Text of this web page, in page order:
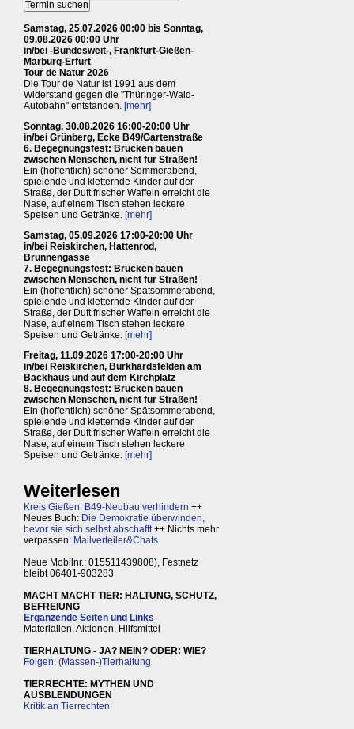
Samstag, 25.07.2026 00:00 bis Sonntag,
09.08.2026 00:00 Uhr
in/bei -Bundesweit-, Frankfurt-Gießen-
Marburg-Erfurt
Tour de Natur 2026
Die Tour de Natur ist 1991 aus dem
Widerstand gegen die "Thüringer-Wald-
Autobahn" entstanden. [mehr]
Sonntag, 30.08.2026 16:00-20:00 Uhr
in/bei Grünberg, Ecke B49/Gartenstraße
6. Begegnungsfest: Brücken bauen
zwischen Menschen, nicht für Straßen!
Ein (hoffentlich) schöner Sommerabend,
spielende und kletternde Kinder auf der
Straße, der Duft frischer Waffeln erreicht die
Nase, auf einem Tisch stehen leckere
Speisen und Getränke. [mehr]
Samstag, 05.09.2026 17:00-20:00 Uhr
in/bei Reiskirchen, Hattenrod,
Brunnengasse
7. Begegnungsfest: Brücken bauen
zwischen Menschen, nicht für Straßen!
Ein (hoffentlich) schöner Spätsommerabend,
spielende und kletternde Kinder auf der
Straße, der Duft frischer Waffeln erreicht die
Nase, auf einem Tisch stehen leckere
Speisen und Getränke. [mehr]
Freitag, 11.09.2026 17:00-20:00 Uhr
in/bei Reiskirchen, Burkhardsfelden am
Backhaus und auf dem Kirchplatz
8. Begegnungsfest: Brücken bauen
zwischen Menschen, nicht für Straßen!
Ein (hoffentlich) schöner Spätsommerabend,
spielende und kletternde Kinder auf der
Straße, der Duft frischer Waffeln erreicht die
Nase, auf einem Tisch stehen leckere
Speisen und Getränke. [mehr]
Weiterlesen
Kreis Gießen: B49-Neubau verhindern ++
Neues Buch: Die Demokratie überwinden,
bevor sie sich selbst abschafft++ Nichts mehr
verpassen: Mailverteiler&Chats
Neue Mobilnr.: 015511439808), Festnetz
bleibt 06401-903283
MACHT MACHT TIER: HALTUNG, SCHUTZ,
BEFREIUNG
Ergänzende Seiten und Links
Materialien, Aktionen, Hilfsmittel
TIERHALTUNG - JA? NEIN? ODER: WIE?
Folgen: (Massen-)Tierhaltung
TIERRECHTE: MYTHEN UND
AUSBLENDUNGEN
Kritik an Tierrechten